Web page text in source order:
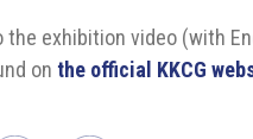
the exhibition video (with
on the official KKCG